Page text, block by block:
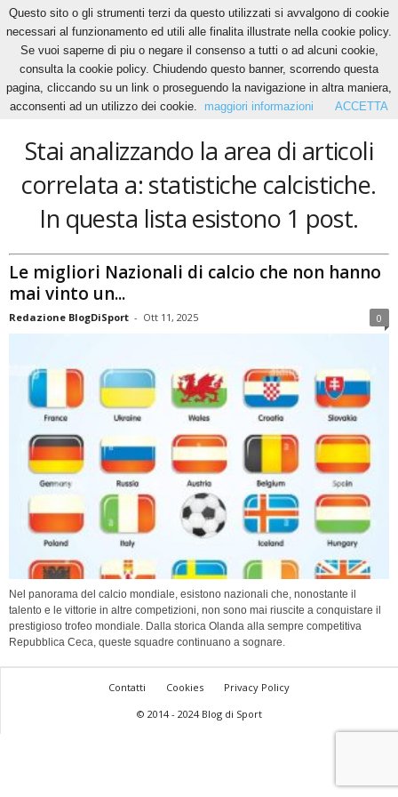
Home Tags Statistiche calcistiche
statistiche calcistiche
Stai analizzando la area di articoli
correlata a: statistiche calcistiche.
In questa lista esistono 1 post.
Le migliori Nazionali di calcio che non hanno
mai vinto un...
Redazione BlogDiSport - Ott 11, 2025 0
Nel panorama del calcio mondiale, esistono nazionali che, nonostante il
talento e le vittorie in altre competizioni, non sono mai riuscite a conquistare il
prestigioso trofeo mondiale. Dalla storica Olanda alla sempre competitiva
Repubblica Ceca, queste squadre continuano a sognare.
Contatti Cookies
Privacy Policy
© 2014 - 2024 Blog di Sport
Questo sito o gli strumenti terzi da questo utilizzati si avvalgono di cookie
necessari al funzionamento ed utili alle finalita illustrate nella cookie policy.
Se vuoi saperne di piu o negare il consenso a tutti o ad alcuni cookie,
consulta la cookie policy. Chiudendo questo banner, scorrendo questa
pagina, cliccando su un link o proseguendo la navigazione in altra maniera,
acconsenti ad un utilizzo dei cookie.
maggiori informazioni ACCETTA